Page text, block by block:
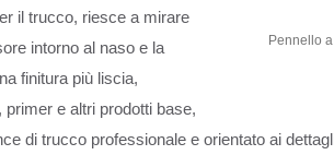
Pennello
il trucco, riesce a mirare
intorno al naso e la
finitura più liscia,
e altri prodotti base,
di trucco professionale e orientato ai